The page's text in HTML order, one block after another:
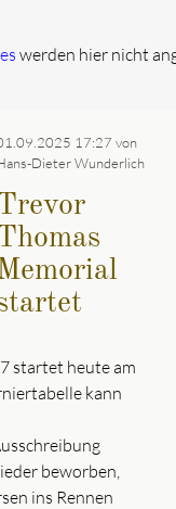
werden hier nicht
17:27 von
Dieter Wunderlich
startet heute am
kann
beworben,
ins Rennen